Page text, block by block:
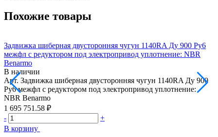
Похожие товары
Задвижка шиберная двусторонняя чугун 1140RA Ду 900 Ру6
межфл с редуктором под электропривод уплотнение: NBR
Benarmo
В наличии
Арт. Задвижка шиберная двусторонняя чугун 1140RA Ду 900
Ру6 межфл с редуктором под электропривод уплотнение:
NBR Benarmo
1 695 751.58 ₽
-
+
В корзину